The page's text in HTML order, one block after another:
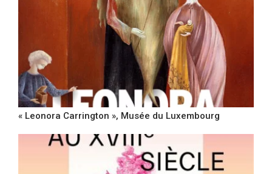
« Leonora Carrington », Musée du Luxembourg